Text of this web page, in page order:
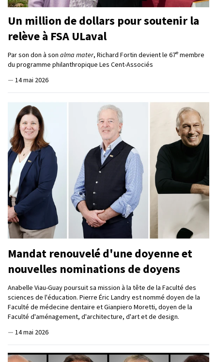
Un million de dollars pour soutenir la
relève à FSA ULaval
Par son don à son alma mater, Richard Fortin devient le 67e membre
du programme philanthropique Les Cent-Associés
— 14 mai 2026
Mandat renouvelé d'une doyenne et
nouvelles nominations de doyens
Anabelle Viau-Guay poursuit sa mission à la tête de la Faculté des
sciences de l'éducation. Pierre Éric Landry est nommé doyen de la
Faculté de médecine dentaire et Gianpiero Moretti, doyen de la
Faculté d'aménagement, d'architecture, d'art et de design.
— 14 mai 2026